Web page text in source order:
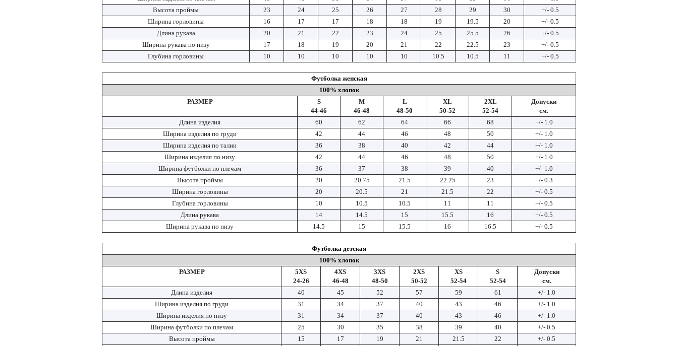
Высота проймы
23 24 25 26 27 28 29 30
+/- 0.5
Ширина горловины
16 17 17 18 18 19 19.5 20
+/- 0.5
Длина рукава
20 21 22 23 24 25 25.5 26
+/- 0.5
Ширина рукава по низу
17 18 19 20 21 22 22.5 23
+/- 0.5
Глубина горловины
10 10 10 10 10 10.5 10.5 11 +/- 0.5
Футболка женская
100% хлопок
РАЗМЕР
S
44-46
M
46-48
L
48-50
XL
50-52
2XL
52-54
Допуски
см.
Длина изделия
60 62 64 66 68
+/- 1.0
Ширина изделия по груди
42 44 46 48 50
+/- 1.0
Ширина изделия по талии
36 38 40 42 44
+/- 1.0
Ширина изделия по низу
42 44 46 48 50
+/- 1.0
Ширина футболки по плечам
36 37 38 39 40
+/- 1.0
Высота проймы
20 20.75 21.5 22.25 23
+/- 0.3
Ширина горловины
20 20.5 21 21.5 22
+/- 0.5
Глубина горловины
10 10.5 10.5 11 11
+/- 0.5
Длина рукава
14 14.5 15 15.5 16
+/- 0.5
Ширина рукава по низу
14.5 15 15.5 16 16.5 +/- 0.5
Футболка детская
100% хлопок
РАЗМЕР
5XS
24-26
4XS
46-48
3XS
48-50
2XS
50-52
XS
52-54
S
52-54
Допуски
см.
Длина изделия
40 45 52 57 59 61
+/- 1.0
Ширина изделия по груди
31 34 37 40 43 46
+/- 1.0
Ширина изделия по низу
31 34 37 40 43 46
+/- 1.0
Ширина футболки по плечам
25 30 35 38 39 40
+/- 0.5
Высота проймы
15 17 19 21 21.5 22 +/- 0.5